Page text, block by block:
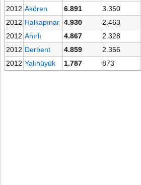
2012 Akören 6.891 3.350
2012 Halkapınar 4.930 2.463
2012 Ahırlı 4.867 2.328
2012 Derbent 4.859 2.356
2012 Yalıhüyük 1.787 873